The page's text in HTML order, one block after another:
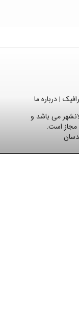
|درباره ما
می باشد و
مجاز است.